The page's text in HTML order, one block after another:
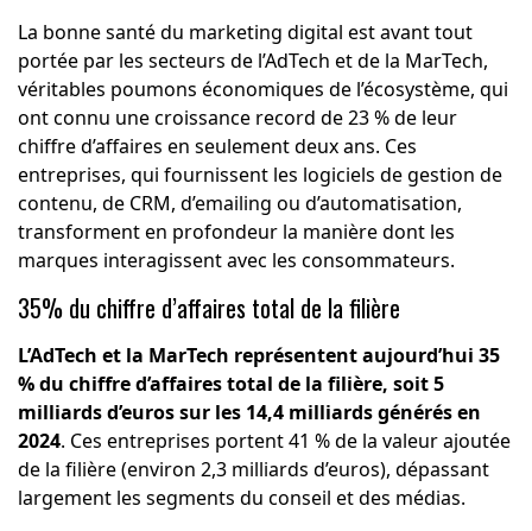
La bonne santé du marketing digital est avant tout
portée par les secteurs de l’AdTech et de la MarTech,
véritables poumons économiques de l’écosystème, qui
ont connu une croissance record de 23 % de leur
chiffre d’affaires en seulement deux ans. Ces
entreprises, qui fournissent les logiciels de gestion de
contenu, de CRM, d’emailing ou d’automatisation,
transforment en profondeur la manière dont les
marques interagissent avec les consommateurs.
35% du chiffre d’affaires total de la filière
L’AdTech et la MarTech représentent aujourd’hui 35
% du chiffre d’affaires total de la filière, soit 5
milliards d’euros sur les 14,4 milliards générés en
2024. Ces entreprises portent 41 % de la valeur ajoutée
de la filière (environ 2,3 milliards d’euros), dépassant
largement les segments du conseil et des médias.